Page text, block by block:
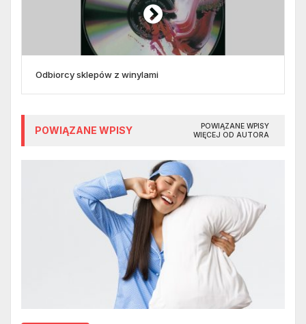
Odbiorcy sklepów z winylami
POWIĄZANE WPISY
POWIĄZANE WPISY
WIĘCEJ OD AUTORA